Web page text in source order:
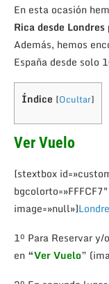
En esta ocasión
Rica desde
Además, hemos
España desde
Índice [Ocultar]
Ver Vuelo
[stextbox
image=»null»]
1º Para Reservar
en “Ver Vuelo”